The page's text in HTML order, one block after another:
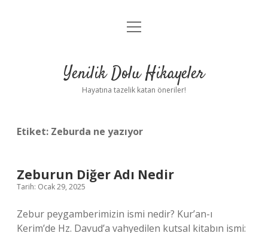
Anasayfa
Yasal Uyarı
menüyü
Yenilik Dolu Hikayeler
Hayatına tazelik katan öneriler!
Etiket: Zeburda ne yazıyor
Zeburun Diğer Adı Nedir
Tarih: Ocak 29, 2025
Zebur peygamberimizin ismi nedir? Kur’an-ı
Kerim’de Hz. Davud’a vahyedilen kutsal kitabın ismi: